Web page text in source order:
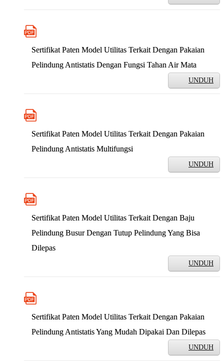
Sertifikat Paten Model Utilitas Terkait Dengan Pakaian
Pelindung Antistatis Dengan Fungsi Tahan Air Mata
UNDUH
Sertifikat Paten Model Utilitas Terkait Dengan Pakaian
Pelindung Antistatis Multifungsi
UNDUH
Sertifikat Paten Model Utilitas Terkait Dengan Baju
Pelindung Busur Dengan Tutup Pelindung Yang Bisa
Dilepas
UNDUH
Sertifikat Paten Model Utilitas Terkait Dengan Pakaian
Pelindung Antistatis Yang Mudah Dipakai Dan Dilepas
UNDUH